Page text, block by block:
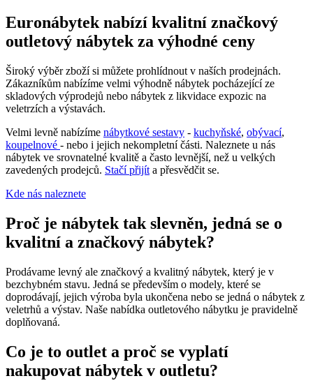
Euronábytek nabízí kvalitní značkový
outletový nábytek za výhodné ceny
Široký výběr zboží si můžete prohlídnout v naších prodejnách.
Zákazníkům nabízíme velmi výhodně nábytek pocházející ze
skladových výprodejů nebo nábytek z likvidace expozic na
veletrzích a výstavách.
Velmi levně nabízíme nábytkové sestavy - kuchyňské, obývací,
koupelnové - nebo i jejich nekompletní části. Naleznete u nás
nábytek ve srovnatelné kvalitě a často levnější, než u velkých
zavedených prodejců. Stačí přijít a přesvědčit se.
Kde nás naleznete
Proč je nábytek tak slevněn, jedná se o
kvalitní a značkový nábytek?
Prodávame levný ale značkový a kvalitný nábytek, který je v
bezchybném stavu. Jedná se především o modely, které se
doprodávají, jejich výroba byla ukončena nebo se jedná o nábytek z
veletrhů a výstav. Naše nabídka outletového nábytku je pravidelně
doplňovaná.
Co je to outlet a proč se vyplatí
nakupovat nábytek v outletu?